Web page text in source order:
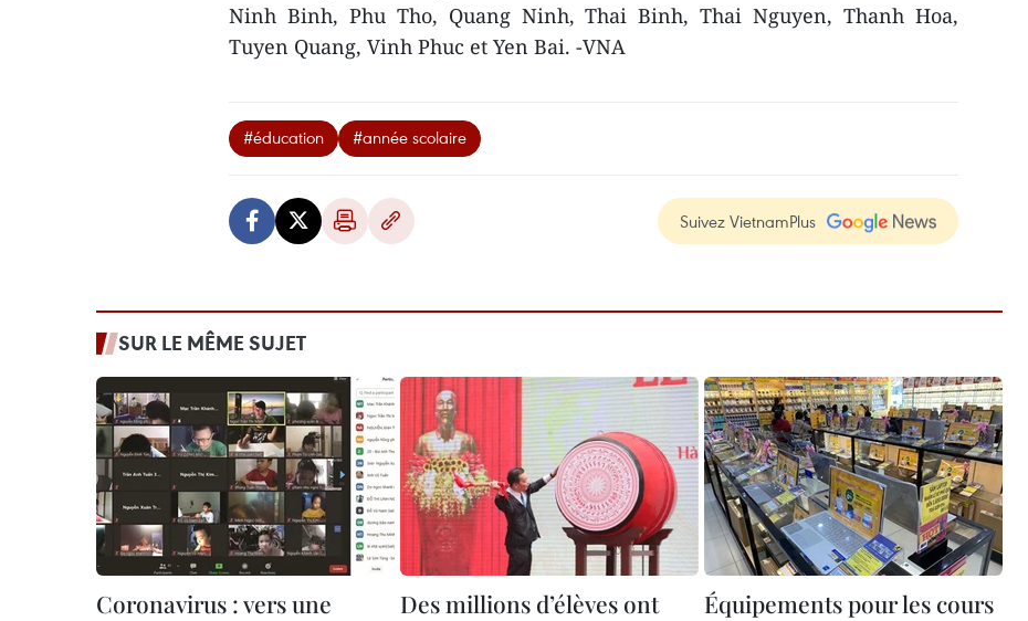
Ninh Binh, Phu Tho, Quang Ninh, Thai Binh, Thai Nguyen, Thanh Hoa,
Tuyen Quang, Vinh Phuc et Yen Bai. -VNA
#éducation #année scolaire
Suivez VietnamPlus
SUR LE MÊME SUJET
Coronavirus : vers une
Des millions d’élèves ont
Équipements pour les cours